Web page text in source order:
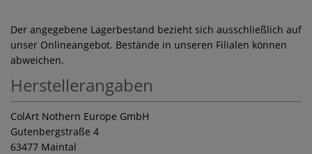
Der angegebene Lagerbestand bezieht sich ausschließlich auf
unser Onlineangebot. Bestände in unseren Filialen können
abweichen.
Herstellerangaben
ColArt Nothern Europe GmbH
Gutenbergstraße 4
63477 Maintal